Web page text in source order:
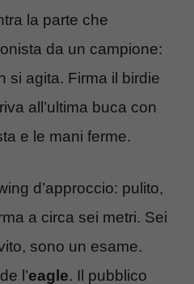
la parte che
da un campione:
si agita. Firma il birdie
all’ultima buca con
e le mani ferme.
d’approccio: pulito,
a circa sei metri. Sei
sono un esame.
l’eagle. Il pubblico